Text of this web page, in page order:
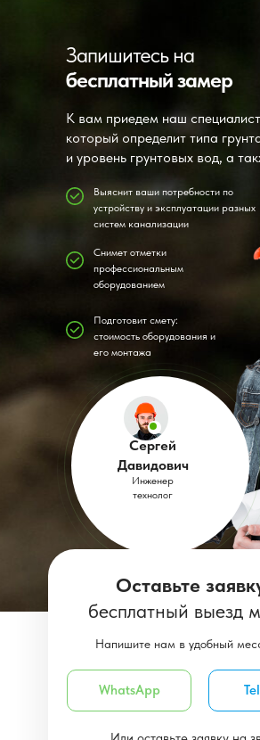
Запишитесь на
бесплатный замер
Снимет отметки
профессиональным
оборудованием
К вам приедем наш
который определит типа
и уровень грунтовых вод, а
Подготовит смету:
стоимость оборудования и
его монтажа
Выяснит ваши потребности по
устройству и эксплуатации разных
систем канализации
Оставьте
бесплатный выезд
Напишите нам в удобный
WhatsApp
Сергей
Давидович
Инженер
технолог